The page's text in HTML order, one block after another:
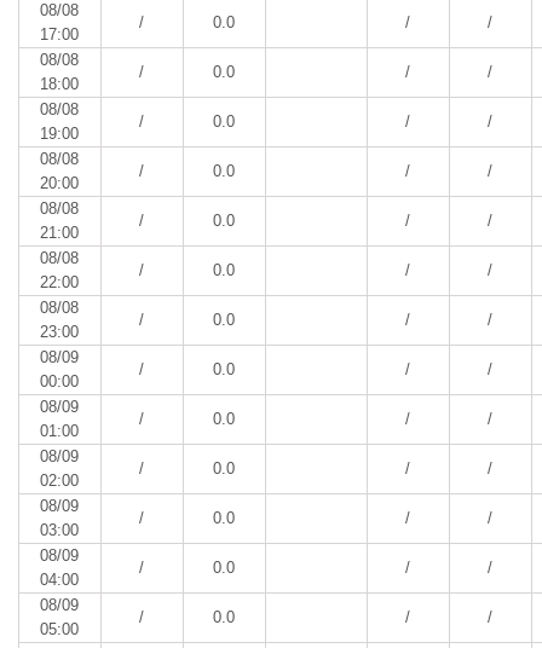
08/08
17:00
/ 0.0 / /
08/08
18:00
/ 0.0 / /
08/08
19:00
/ 0.0 / /
08/08
20:00
/ 0.0 / /
08/08
21:00
/ 0.0 / /
08/08
22:00
/ 0.0 / /
08/08
23:00
/ 0.0 / /
08/09
00:00
/ 0.0 / /
08/09
01:00
/ 0.0 / /
08/09
02:00
/ 0.0 / /
08/09
03:00
/ 0.0 / /
08/09
04:00
/ 0.0 / /
08/09
05:00
/ 0.0 / /